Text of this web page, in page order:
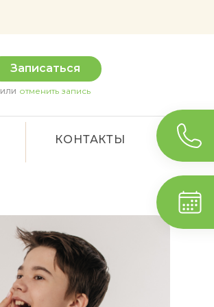
Записаться
или отменить запись
КОНТАКТЫ